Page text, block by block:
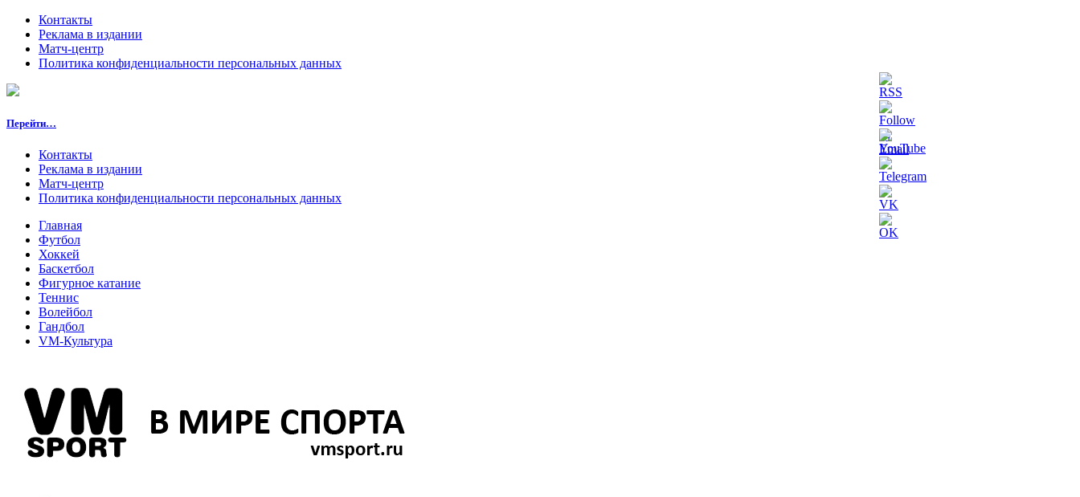
Контакты
Реклама в издании
Матч-центр
Политика конфиденциальности персональных данных
Перейти…
Контакты
Реклама в издании
Матч-центр
Политика конфиденциальности персональных данных
Главная
Футбол
Хоккей
Баскетбол
Фигурное катание
Теннис
Волейбол
Гандбол
VM-Культура